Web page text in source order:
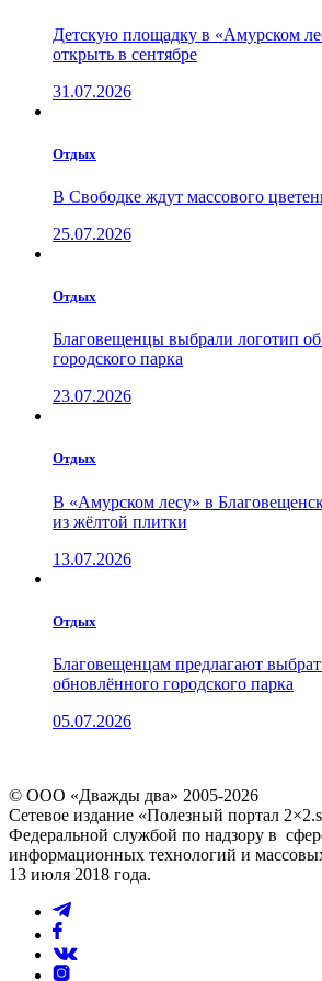
Детскую площадку в «Амурском
открыть в сентябре
31.07.2026
Отдых
В Свободке ждут массового
25.07.2026
Отдых
Благовещенцы выбрали логотип
городского парка
23.07.2026
Отдых
В «Амурском лесу» в
из жёлтой плитки
13.07.2026
Отдых
Благовещенцам предлагают
обновлённого городского парка
05.07.2026
© ООО «Дважды два» 2005-2026
Сетевое издание «Полезный портал
Федеральной службой по надзору в
информационных технологий и
13 июля 2018 года.